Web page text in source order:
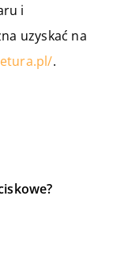
i
uzyskać na
.